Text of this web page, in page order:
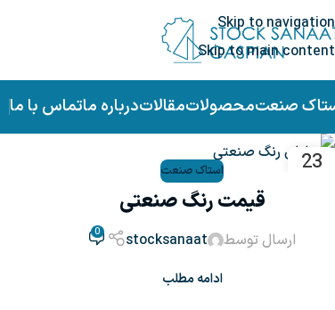
Skip to navigation
Skip to main content
صنعتمحصولاتمقالاتدرباره ماتماس با ما
23 استاک صنعت
قیمت رنگ صنعتی
ارسال توسط stocksanaat
0
ادامه مطلب